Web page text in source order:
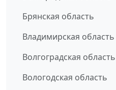
Брянская область
Владимирская область
Волгоградская область
Вологодская область